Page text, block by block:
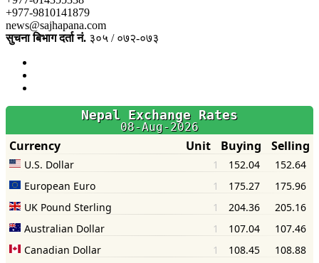
+977-9810141879
news@sajhapana.com
सुचना बिभाग दर्ता नं. ३०५ / ०७२-०७३